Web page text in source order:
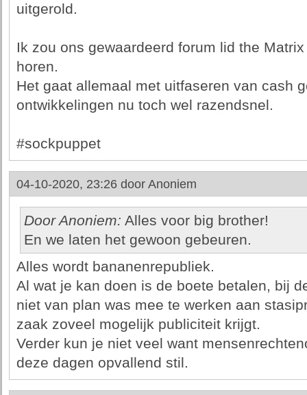
uitgerold.
Ik zou ons gewaardeerd forum lid the
horen.
Het gaat allemaal met uitfaseren van cash
ontwikkelingen nu toch wel razendsnel.
#sockpuppet
04-10-2020, 23:26 door Anoniem
Door Anoniem: Alles voor big brother!
En we laten het gewoon gebeuren.
Alles wordt bananenrepubliek.
Al wat je kan doen is de boete betalen, bij
niet van plan was mee te werken aan
zaak zoveel mogelijk publiciteit krijgt.
Verder kun je niet veel want
deze dagen opvallend stil.